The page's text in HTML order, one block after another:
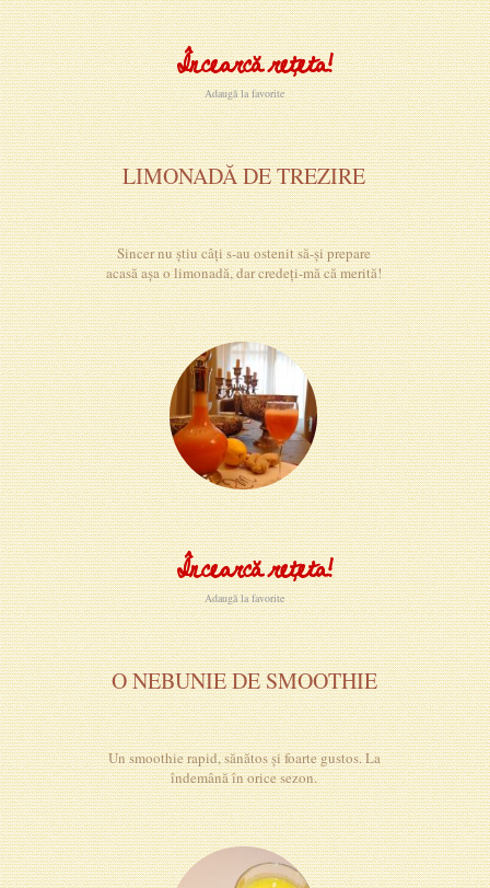
Încearcă rețeta!
Adaugă la favorite
LIMONADĂ DE TREZIRE
Sincer nu știu câți s-au ostenit să-și prepare
acasă așa o limonadă, dar credeți-mă că merită!
Încearcă rețeta!
Adaugă la favorite
O NEBUNIE DE SMOOTHIE
Un smoothie rapid, sănătos și foarte gustos. La
îndemână în orice sezon.